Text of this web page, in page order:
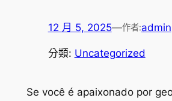
12 月 5, 2025—作者:admin
分類: Uncategorized
Se você é apaixonado por